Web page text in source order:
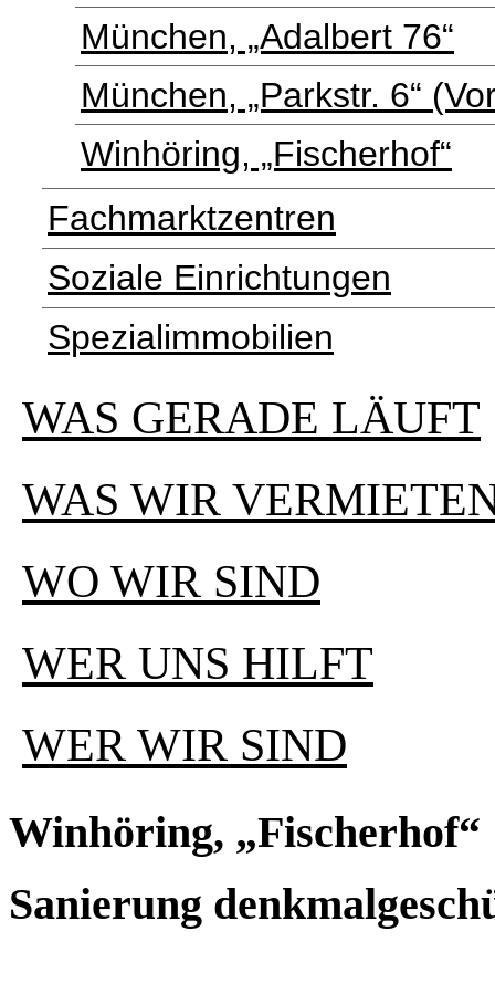
München, „Adalbert 76“
München, „Parkstr. 6“
Winhöring, „Fischerhof“
Fachmarktzentren
Soziale Einrichtungen
Spezialimmobilien
WAS GERADE LÄUFT
WAS WIR
WO WIR SIND
WER UNS HILFT
WER WIR SIND
Winhöring, „Fischerhof“
Sanierung